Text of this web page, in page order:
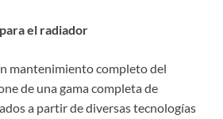
el radiador
mantenimiento completo del
de una gama completa de
a partir de diversas tecnologías